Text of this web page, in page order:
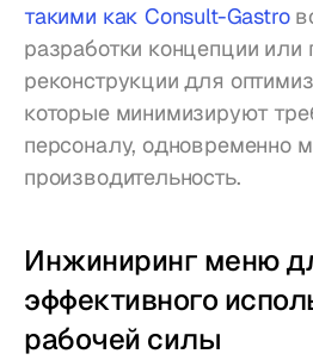
такими как Consult-Gastro
разработки концепции или
реконструкции для
которые минимизируют
персоналу, одновременно
производительность.
Инжиниринг меню
эффективного
рабочей силы